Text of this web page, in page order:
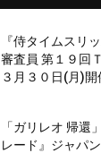
『侍タイムスリ
審査員 第１９回
３月３０日(月)開
「ガリレオ 帰還
レード』ジャパ